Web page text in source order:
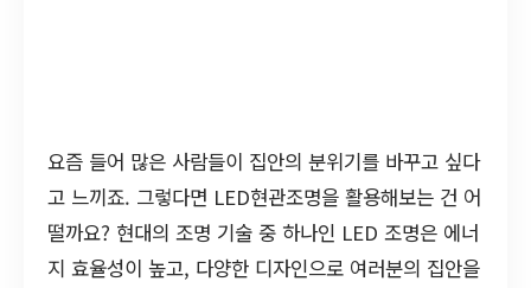
요즘 들어 많은 사람들이 집안의 분위기를 바꾸고 싶다
고 느끼죠. 그렇다면 LED현관조명을 활용해보는 건 어
떨까요? 현대의 조명 기술 중 하나인 LED 조명은 에너
지 효율성이 높고, 다양한 디자인으로 여러분의 집안을